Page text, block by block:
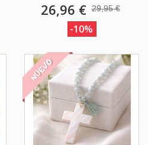
26,96 € 29,95 €
-10%
NUEVO